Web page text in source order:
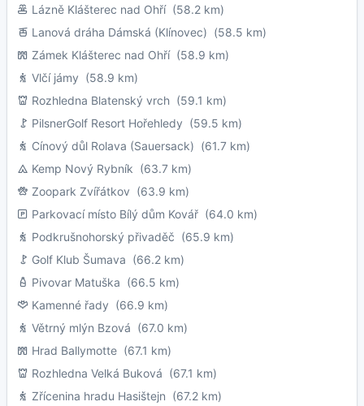
Lázně Klášterec nad Ohří(58.2 km)
Lanová dráha Dámská (Klínovec) (58.5 km)
Zámek Klášterec nad Ohří(58.9 km)
Vlčí jámy (58.9 km)
Rozhledna Blatenský vrch (59.1 km)
PilsnerGolf Resort Hořehledy (59.5 km)
Cínový důl Rolava (Sauersack) (61.7 km)
Kemp Nový Rybník (63.7 km)
Zoopark Zvířátkov (63.9 km)
Parkovací místo Bílý dům Kovář (64.0 km)
Podkrušnohorský přivaděč (65.9 km)
Golf Klub Šumava (66.2 km)
Pivovar Matuška (66.5 km)
Kamenné řady (66.9 km)
Větrný mlýn Bzová (67.0 km)
Hrad Ballymotte (67.1 km)
Rozhledna Velká Buková (67.1 km)
Zřícenina hradu Hasištejn (67.2 km)